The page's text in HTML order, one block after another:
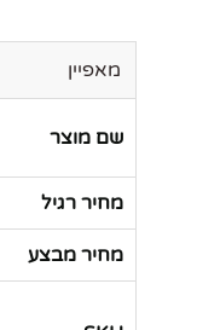
מאפיין
שם מוצר
מחיר רגיל
מחיר מבצע